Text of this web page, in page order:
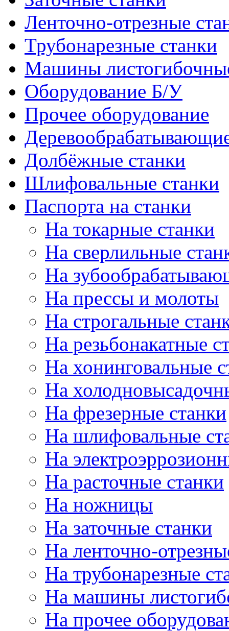
Ленточно-отрезные
Трубонарезные станки
Машины
Оборудование Б/У
Прочее оборудование
Долбёжные станки
Шлифовальные станки
Паспорта на станки
На токарные станки
На сверлильные
На
На прессы и молоты
На строгальные
На резьбонакатные
На хонинговальные
На
На фрезерные станки
На шлифовальные
На
На расточные станки
На ножницы
На заточные станки
На ленточно-
На трубонарезные
На машины
На прочее